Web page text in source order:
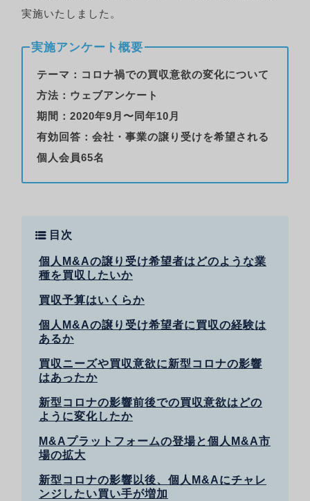
実施いたしました。
実施アンケート概要
テーマ：コロナ禍での買収意欲の変化について
方法：ウェブアンケート
期間：2020年9月〜同年10月
有効回答：会社・事業の譲り受けを希望される
個人会員65名
目次
個人M&Aの譲り受け希望者はどのような業
種を買収したいか
買収予算はいくらか
個人M&Aの譲り受け希望者に買収の経験は
あるか
買収ニーズや買収意欲に新型コロナの影響
はあったか
新型コロナの影響前後での買収意欲はどの
ように変化したか
M&Aプラットフォームの登場と個人M&A市
場の拡大
新型コロナの影響以後、個人M&Aにチャレ
ンジしたい買い手が増加